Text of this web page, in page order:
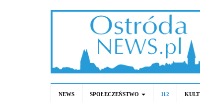
NEWS SPOŁECZEŃSTWO 112